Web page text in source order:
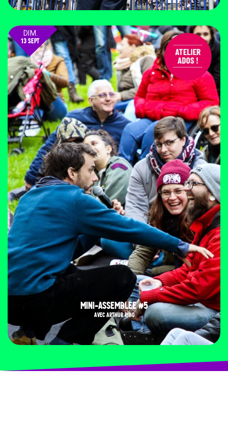
DIM.
13 SEPT
MINI-ASSEMBLÉE #5
AVEC ARTHUR RIBO